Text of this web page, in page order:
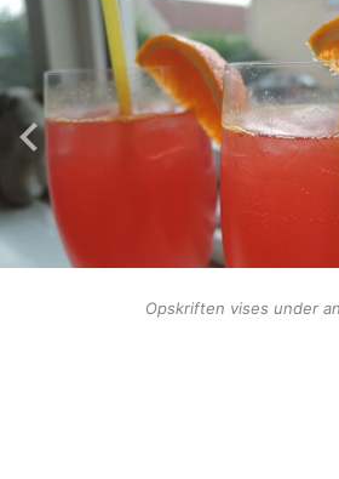
Opskriften vises under